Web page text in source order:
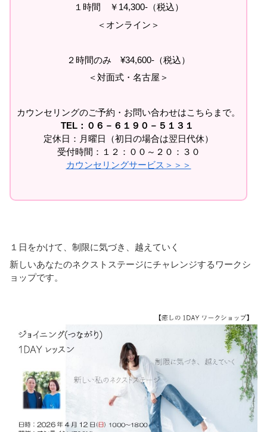
１時間 ￥14,300-（税込）
＜オンライン＞
２時間のみ ¥34,600-（税込）
＜対面式・名古屋＞
カウンセリングのご予約・お問い合わせはこちらまで。
TEL：０６－６１９０－５１３１
定休日：月曜日（初日の場合は翌日代休）
受付時間：１２：００～２０：３０
カウンセリングサービス＞＞＞
１日をかけて、制限に気づき、越えていく
新しいあなたのネクストステージにチャレンジするワークシ
ョップです。